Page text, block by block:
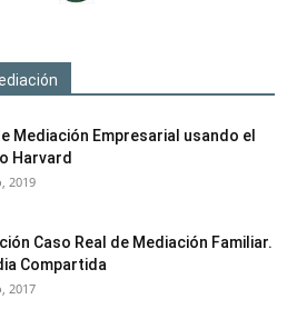
Mediación Empresarial usando el
Harvard
2019
Caso Real de Mediación Familiar.
Compartida
2017